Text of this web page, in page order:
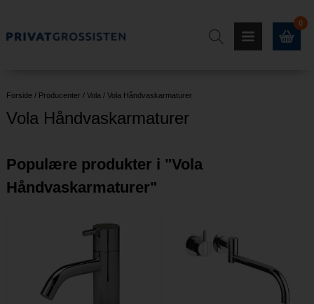
0
Forside / Producenter / Vola / Vola Håndvaskarmaturer
Vola Håndvaskarmaturer
Populære produkter i "Vola
Håndvaskarmaturer"